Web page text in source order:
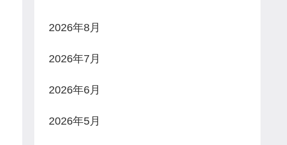
2026年8月
2026年7月
2026年6月
2026年5月